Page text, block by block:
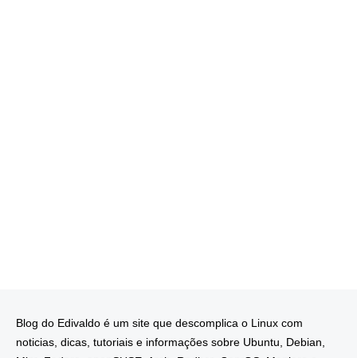
Blog do Edivaldo é um site que descomplica o Linux com
noticias, dicas, tutoriais e informações sobre Ubuntu, Debian,